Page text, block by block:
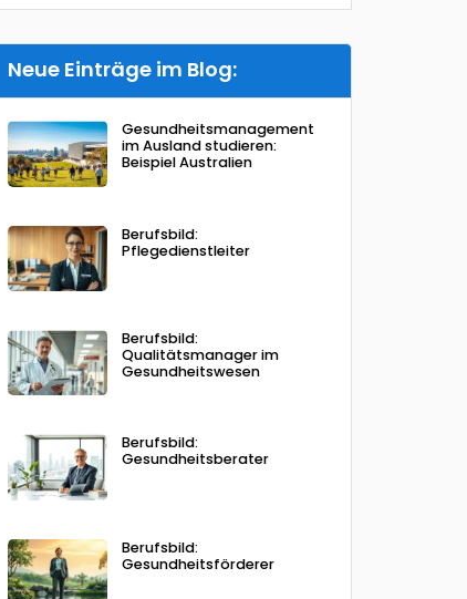
Neue Einträge im Blog:
Gesundheitsmanagement
im Ausland studieren:
Beispiel Australien
Berufsbild:
Pflegedienstleiter
Berufsbild:
Qualitätsmanager im
Gesundheitswesen
Berufsbild:
Gesundheitsberater
Berufsbild:
Gesundheitsförderer